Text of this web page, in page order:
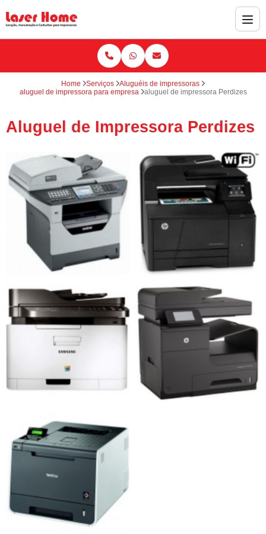
Home Serviços
Aluguéis de impressoras
aluguel de impressora para empresa
aluguel de impressora Perdizes
Aluguel de Impressora Perdizes